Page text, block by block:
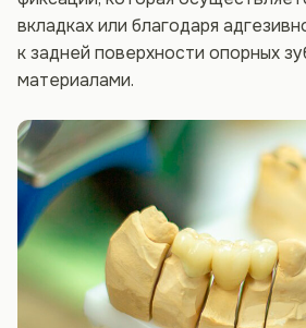
вкладках или благодаря
к задней поверхности опорных
материалами.